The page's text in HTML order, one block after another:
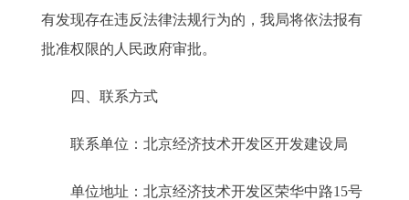
有发现存在违反法律法规行为的，我局将依法报有
批准权限的人民政府审批。
四、联系方式
联系单位：北京经济技术开发区开发建设局
单位地址：北京经济技术开发区荣华中路15号